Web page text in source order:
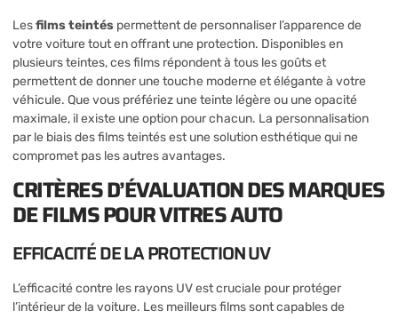
Lesfilms teintés permettent de personnaliser l’apparence de
votre voiture tout en offrant une protection. Disponibles en
plusieurs teintes, ces films répondent à tous les goûts et
permettent de donner une touche moderne et élégante à votre
véhicule. Que vous préfériez une teinte légère ou une opacité
maximale, il existe une option pour chacun. La personnalisation
par le biais des films teintés est une solution esthétique qui ne
compromet pas les autres avantages.
CRITÈRES D’ÉVALUATION DES MARQUES
DE FILMS POUR VITRES AUTO
EFFICACITÉ DE LA PROTECTION UV
L’efficacité contre les rayons UV est cruciale pour protéger
l’intérieur de la voiture. Les meilleurs films sont capables de